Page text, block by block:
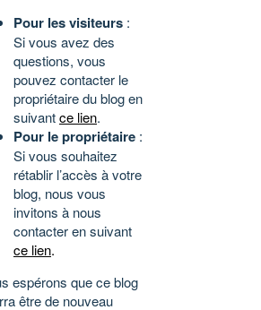
Pour les visiteurs :
Si vous avez des
questions, vous
pouvez contacter le
propriétaire du blog en
suivantce lien.
Pour le propriétaire :
Si vous souhaitez
rétablir l’accès à votre
blog, nous vous
invitons à nous
contacter en suivant
ce lien.
espérons que ce blog
être de nouveau